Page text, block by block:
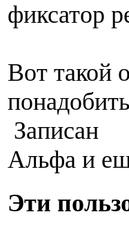
фиксатор
Вот такой
Записан
Альфа и
Эти